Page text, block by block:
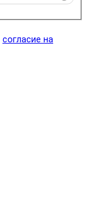
согласие на